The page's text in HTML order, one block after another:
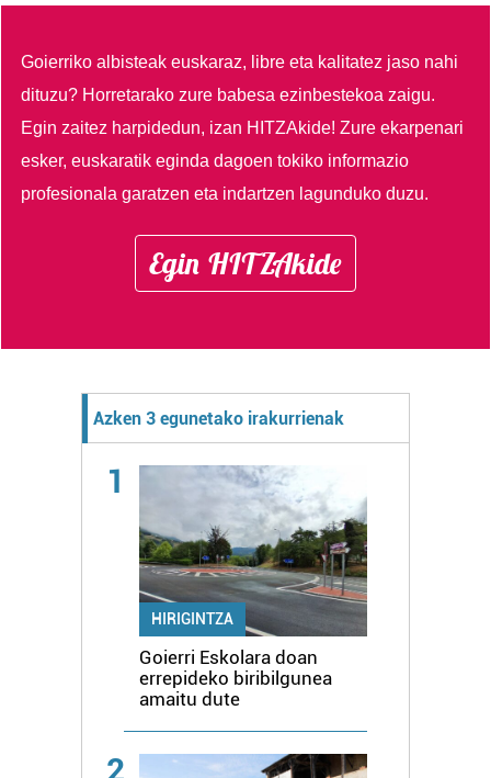
Goierriko albisteak euskaraz, libre eta kalitatez jaso nahi
dituzu? Horretarako zure babesa ezinbestekoa zaigu.
Egin zaitez harpidedun, izan HITZAkide!Zure ekarpenari
esker, euskaratik eginda dagoen tokiko informazio
profesionala garatzen eta indartzen lagunduko duzu.
Egin HITZAkide
Azken 3 egunetako irakurrienak
1
HIRIGINTZA
Goierri Eskolara doan
errepideko biribilgunea
amaitu dute
2